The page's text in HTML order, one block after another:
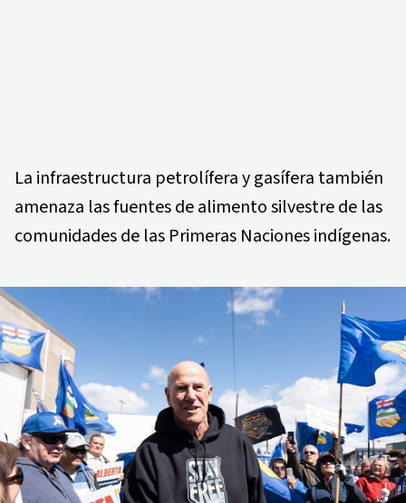
La infraestructura petrolífera y gasífera también
amenaza las fuentes de alimento silvestre de las
comunidades de las Primeras Naciones indígenas.